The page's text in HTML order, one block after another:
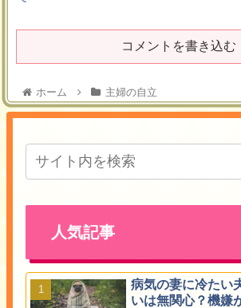
コメントを書き込む
ホーム 主婦の自立
人気記事
病気の妻に冷たい
いは無関心？機嫌